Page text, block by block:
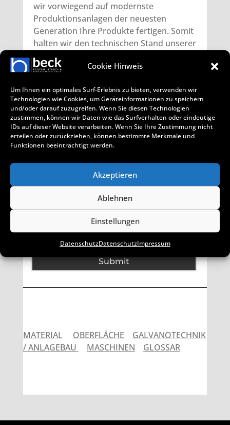
Cookie Hinweis
Um Ihnen ein optimales Surf-Erlebnis zu bieten, verwenden wir
Technologien wie Cookies, um Geräteinformationen zu speichern
und/oder darauf zuzugreifen. Wenn Sie diesen Technologien
zustimmen, können wir Daten wie das Surfverhalten oder eindeutige
IDs auf dieser Website verarbeiten. Wenn Sie Ihre Zustimmung nicht
erteilen oder zurückziehen, können bestimmte Merkmale und
Funktionen beeinträchtigt werden.
Akzeptieren
Ablehnen
Einstellungen
DatenschutzDatenschutzImpressum
wir vorwiegend auf modernste
Produktionsanlagen der neuesten
Generation Ihre Produkte fertigen. Somit
halten wir den technischen Stand unserer
Maschinen langfristig auf hohem Niveau,
damit wir Ihnen die Qualitätsstandards
kennen.
Bei Interesse erreichen Sie uns per Mail
wagner@beck-federn.de
unter07129 / 930088.Alternativ können
Sie uns gerne Ihre Kontaktdaten
hinterlassen und wir melden uns bei
Submit
MATERIAL OBERFLÄCHE
GALVANOTECHNIK
/ ANLAGEBAU
MASCHINEN GLOSSAR